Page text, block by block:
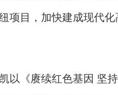
项目，加快建成现代
以《赓续红色基因 坚